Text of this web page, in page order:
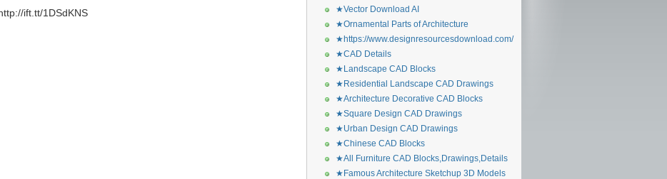
ift.tt/1DSdKNS
★Vector Download AI
★Ornamental Parts of Architecture
★https://www.designresourcesdownload.com/
★CAD Details
★Landscape CAD Blocks
★Residential Landscape CAD Drawings
★Architecture Decorative CAD Blocks
★Square Design CAD Drawings
★Urban Design CAD Drawings
★Chinese CAD Blocks
★All Furniture CAD Blocks,Drawings,Details
★Famous Architecture Sketchup 3D Models